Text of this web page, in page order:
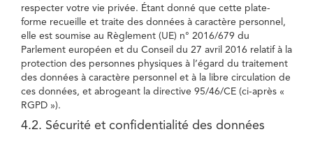
respecter votre vie privée. Étant donné que cette plate-
forme recueille et traite des données à caractère personnel,
elle est soumise au Règlement (UE) n° 2016/679 du
Parlement européen et du Conseil du 27 avril 2016 relatif à la
protection des personnes physiques à l’égard du traitement
des données à caractère personnel et à la libre circulation de
ces données, et abrogeant la directive 95/46/CE (ci-après «
RGPD »).
4.2. Sécurité et confidentialité des données